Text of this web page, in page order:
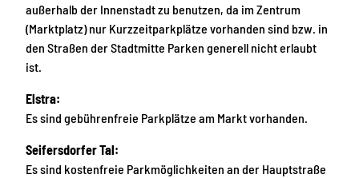
außerhalb der Innenstadt zu benutzen, da im Zentrum
(Marktplatz) nur Kurzzeitparkplätze vorhanden sind bzw. in
den Straßen der Stadtmitte Parken generell nicht erlaubt
ist.
Elstra:
Es sind gebührenfreie Parkplätze am Markt vorhanden.
Seifersdorfer Tal:
Es sind kostenfreie Parkmöglichkeiten an der Hauptstraße